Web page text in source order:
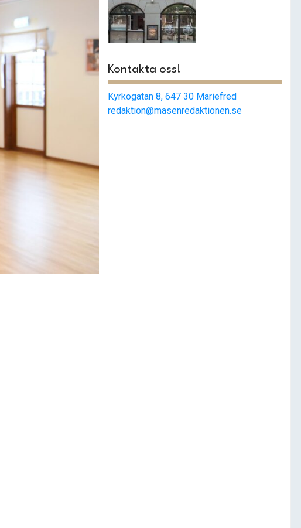
Kontakta oss!
Kyrkogatan 8, 647 30 Mariefred
redaktion@masenredaktionen.se